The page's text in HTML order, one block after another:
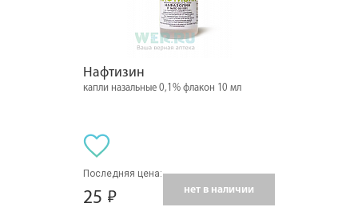
Нафтизин
капли назальные 0,1% флакон 10 мл
Последняя цена:
25 нет в наличии